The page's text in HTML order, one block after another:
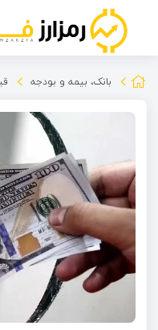
بانک، بیمه و بودجه